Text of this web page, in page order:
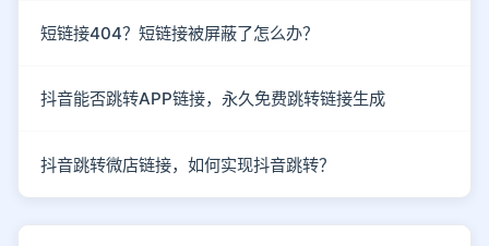
短链接404？短链接被屏蔽了怎么办？
抖音能否跳转APP链接，永久免费跳转链接生成
抖音跳转微店链接，如何实现抖音跳转？